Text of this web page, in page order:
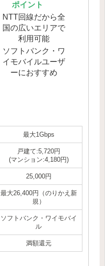
ポイント
NTT回線だから全
国の広いエリアで
利用可能
ソフトバンク・ワ
イモバイルユーザ
ーにおすすめ
最大1Gbps
戸建て:5,720円
(マンション:4,180円)
25,000円
最大26,400円（のりかえ新
規）
ソフトバンク・ワイモバイ
ル
満額還元